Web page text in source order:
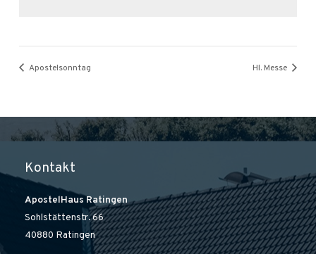
Apostelsonntag Hl. Messe
Kontakt
ApostelHaus Ratingen
Sohlstättenstr. 66
40880 Ratingen